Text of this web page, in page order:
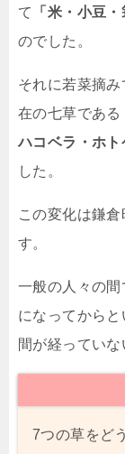
て 「米・小豆
のでした。
それに若菜摘
在の七草である
ハコベラ・ホト
した。
この変化は鎌
す。
一般の人々の
になってから
間が経っていな
7つの草をど